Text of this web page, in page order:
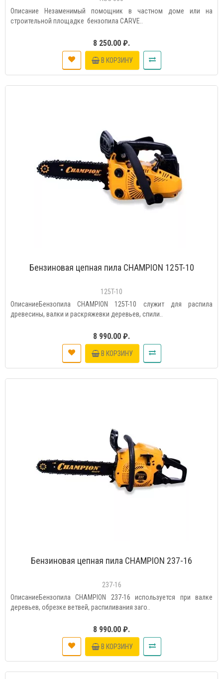
Описание Незаменимый помощник в частном доме или на
строительной площадке бензопила CARVE..
8 250.00 ₽.
В КОРЗИНУ
Бензиновая цепная пила CHAMPION 125T-10
125T-10
ОписаниеБензопила CHAMPION 125T-10 служит для распила
древесины, валки и раскряжевки деревьев, спили..
8 990.00 ₽.
В КОРЗИНУ
Бензиновая цепная пила CHAMPION 237-16
237-16
ОписаниеБензопила CHAMPION 237-16 используется при валке
деревьев, обрезке ветвей, распиливания заго..
8 990.00 ₽.
В КОРЗИНУ